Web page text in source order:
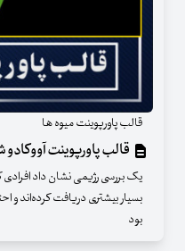
قالب پاورپوینت میوه ها
قالب پاورپوینت آووکادو
یک بررسی رژیمی نشان داد
بسیار بیشتری دریافت کرده‌اند و
بود